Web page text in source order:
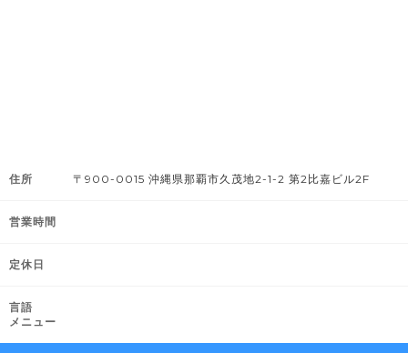
住所 〒900-0015 沖縄県那覇市久茂地2-1-2 第2比嘉ビル2F
営業時間
定休日
言語
メニュー